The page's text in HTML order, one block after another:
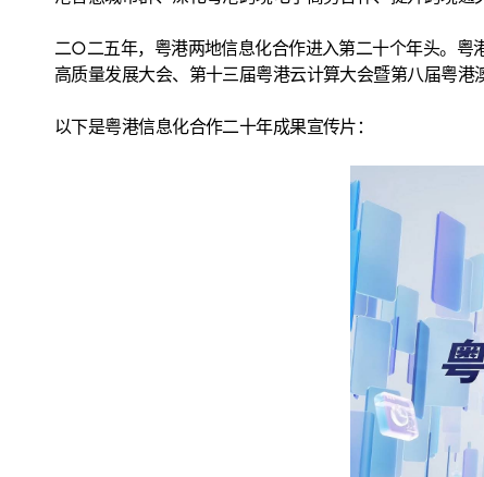
二○二五年，粤港两地信息化合作进入第二十个年头。
高质量发展大会、第十三届粤港云计算大会暨第八届粤港
以下是粤港信息化合作二十年成果宣传片：